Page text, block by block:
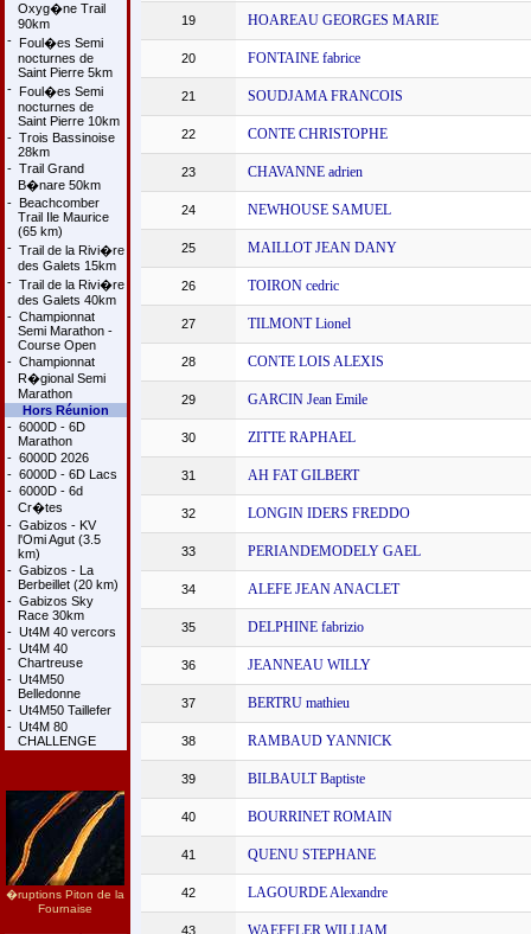
Oxyg�ne Trail
90km
- Foul�es Semi
nocturnes de
Saint Pierre 5km
- Foul�es Semi
nocturnes de
Saint Pierre 10km
- Trois Bassinoise
28km
- Trail Grand
B�nare 50km
- Beachcomber
Trail Ile Maurice
(65 km)
- Trail de la Rivi�re
des Galets 15km
- Trail de la Rivi�re
des Galets 40km
- Championnat
Semi Marathon -
Course Open
- Championnat
R�gional Semi
Marathon
Hors Réunion
- 6000D - 6D
Marathon
- 6000D 2026
- 6000D - 6D Lacs
- 6000D - 6d
Cr�tes
- Gabizos - KV
l'Omi Agut (3.5
km)
- Gabizos - La
Berbeillet (20 km)
- Gabizos Sky
Race 30km
- Ut4M 40 vercors
- Ut4M 40
Chartreuse
- Ut4M50
Belledonne
- Ut4M50 Taillefer
- Ut4M 80
CHALLENGE
�ruptions Piton de la
Fournaise
19 HOAREAU GEORGES MARIE
20 FONTAINE fabrice
21 SOUDJAMA FRANCOIS
22 CONTE CHRISTOPHE
23 CHAVANNE adrien
24 NEWHOUSE SAMUEL
25 MAILLOT JEAN DANY
26 TOIRON cedric
27 TILMONT Lionel
28 CONTE LOIS ALEXIS
29 GARCIN Jean Emile
30 ZITTE RAPHAEL
31 AH FAT GILBERT
32 LONGIN IDERS FREDDO
33 PERIANDEMODELY GAEL
34 ALEFE JEAN ANACLET
35 DELPHINE fabrizio
36 JEANNEAU WILLY
37 BERTRU mathieu
38 RAMBAUD YANNICK
39 BILBAULT Baptiste
40 BOURRINET ROMAIN
41 QUENU STEPHANE
42 LAGOURDE Alexandre
43 WAEFFLER WILLIAM